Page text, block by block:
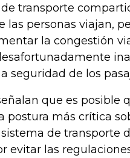
transporte
las personas viajan,
la congestión
seguridad de los
que es posible
postura más crítica
de transporte
evitar las